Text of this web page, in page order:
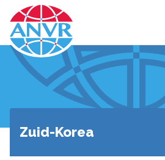
Zuid-Korea